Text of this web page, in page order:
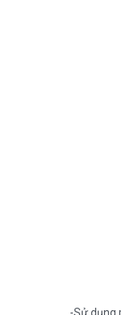
-Sử dụng